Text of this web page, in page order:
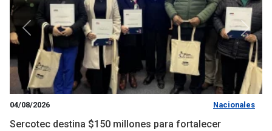
04/08/2026 Nacionales
Sercotec destina $150 millones para fortalecer
Anterior